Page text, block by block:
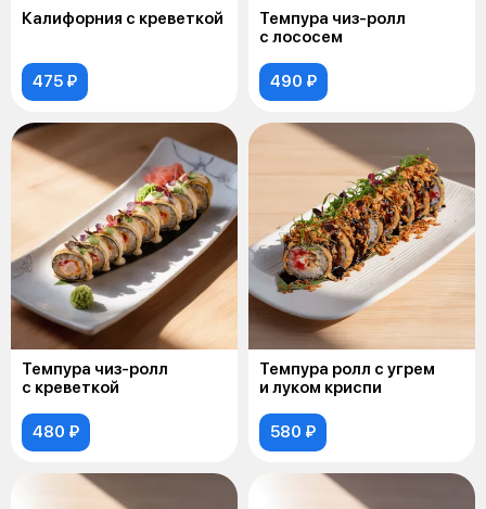
Калифорния с креветкой
475 ₽
Темпура чиз-ролл
с лососем
490 ₽
Темпура чиз-ролл
с креветкой
480 ₽
Темпура ролл с угрем
и луком криспи
580 ₽